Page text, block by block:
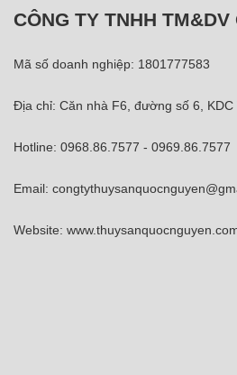
CÔNG TY TNHH TM&DV
Mã số doanh nghiệp: 1801777583
Địa chỉ: Căn nhà F6, đường số 6,
Hotline: 0968.86.7577 - 0969.86.7577
Email:
Website: